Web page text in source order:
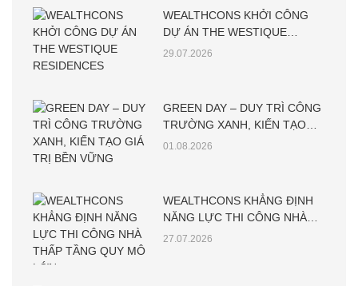
WEALTHCONS KHỞI CÔNG
DỰ ÁN THE WESTIQUE
RESIDENCES
29.07.2026
GREEN DAY – DUY TRÌ CÔNG
TRƯỜNG XANH, KIẾN TẠO
GIÁ TRỊ BỀN VỮNG
01.08.2026
WEALTHCONS KHẲNG ĐỊNH
NĂNG LỰC THI CÔNG NHÀ
THẤP TẦNG QUY MÔ LỚN
27.07.2026